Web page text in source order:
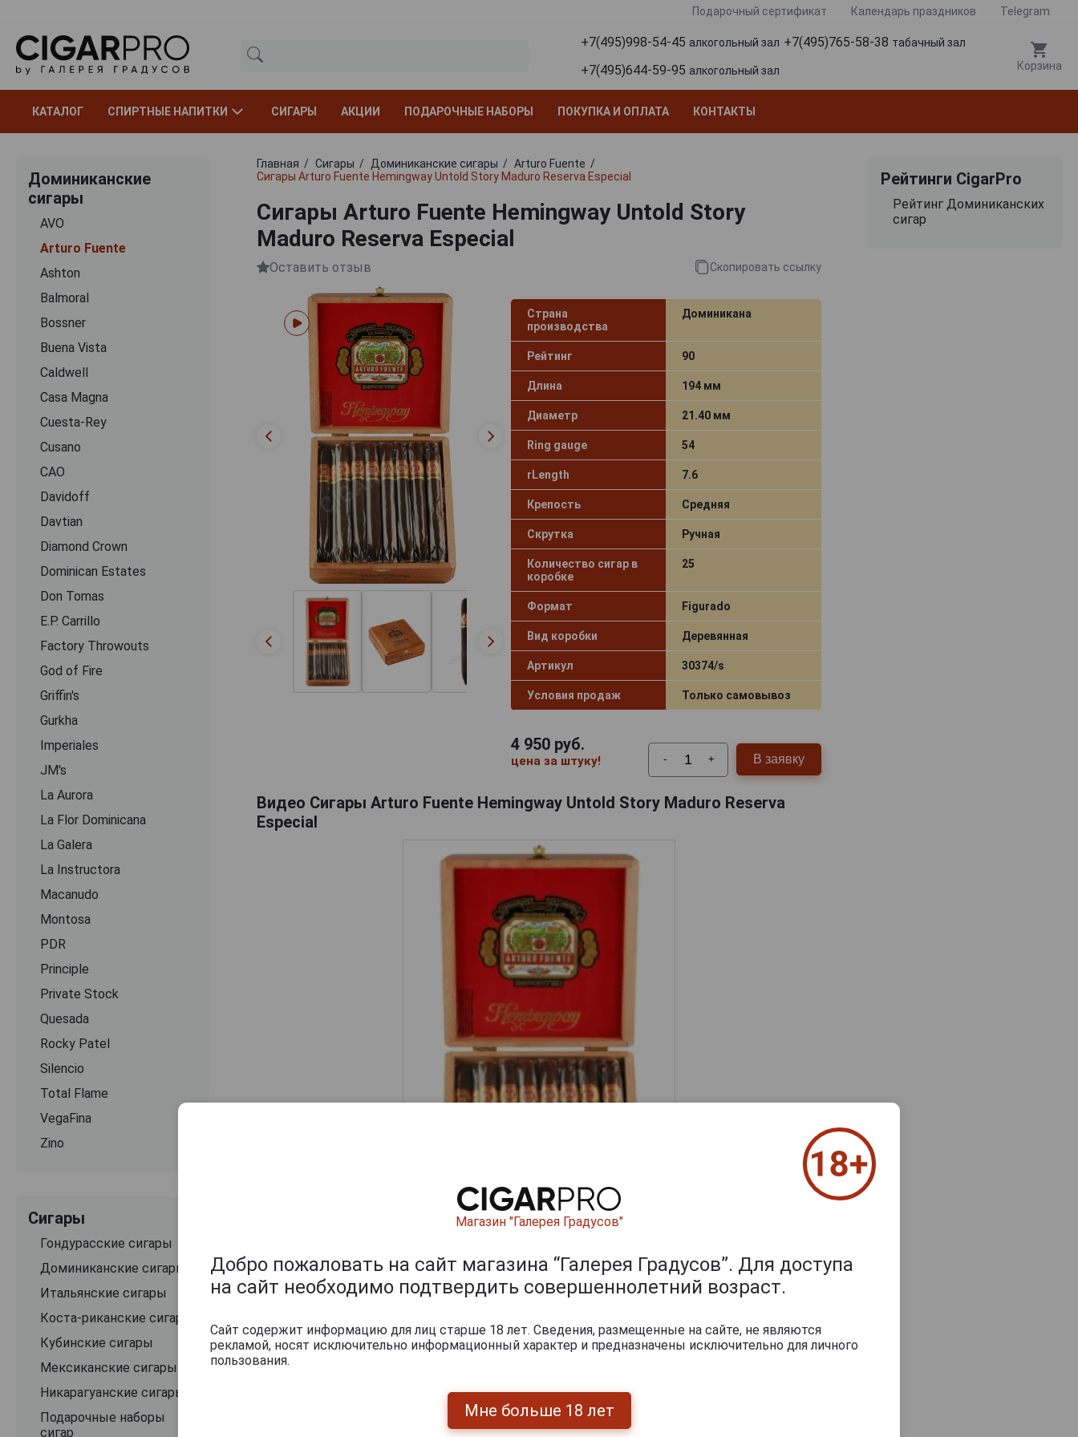
Подарочный сертификат Календарь праздников Telegram
+7(495)998-54-45 алкогольный зал +7(495)765-58-38 табачный зал
+7(495)644-59-95 алкогольный зал Корзина
КАТАЛОГ СПИРТНЫЕ НАПИТКИ СИГАРЫ АКЦИИ ПОДАРОЧНЫЕ НАБОРЫ ПОКУПКА И ОПЛАТА КОНТАКТЫ
Доминиканские
сигары
AVO
Arturo Fuente
Ashton
Balmoral
Bossner
Buena Vista
Caldwell
Casa Magna
Cuesta-Rey
Cusano
CАО
Davidoff
Davtian
Diamond Crown
Dominican Estates
Don Tomas
E.P. Carrillo
Factory Throwouts
God of Fire
Griffin's
Gurkha
Imperiales
JM's
La Aurora
La Flor Dominicana
La Galera
La Instructora
Macanudo
Montosa
PDR
Principle
Private Stock
Quesada
Rocky Patel
Silencio
Total Flame
VegaFina
Zino
Сигары
Гондурасские сигары
Доминиканские сигары
Итальянские сигары
Коста-риканские сигары
Кубинские сигары
Мексиканские сигары
Никарагуанские сигары
Подарочные наборы
сигар
Главная Сигары Доминиканские сигары
Arturo Fuente
Сигары Arturo Fuente Hemingway Untold Story Maduro Reserva Especial
Сигары Arturo Fuente Hemingway Untold Story
Maduro Reserva Especial
Оставить отзыв Скопировать ссылку
Страна
производства
Доминикана
Рейтинг 90
Длина 194 мм
Диаметр 21.40 мм
Ring gauge 54
rLength 7.6
Крепость Средняя
Скрутка Ручная
Количество сигар в
коробке
25
Формат Figurado
Вид коробки Деревянная
Артикул 30374/s
Условия продаж Только самовывоз
4 950руб.
цена за штуку! - + В заявку
Видео Сигары Arturo Fuente Hemingway Untold Story Maduro Reserva
Especial
Сигары Arturo Fuente Hemingway Untold Story Maduro — редкие и востребованные
сигары, которые выдерживаются в выложенных кедром помещениях в течение шести
месяцев.
Рейтинги CigarPro
Рейтинг Доминиканских
сигар
Магазин "Галерея Градусов"
Добро пожаловать на сайт магазина “Галерея Градусов”. Для доступа
на сайт необходимо подтвердить совершеннолетний возраст.
Сайт содержит информацию для лиц старше 18 лет. Сведения, размещенные на сайте, не являются
рекламой, носят исключительно информационный характер и предназначены исключительно для личного
пользования.
Мне больше 18 лет